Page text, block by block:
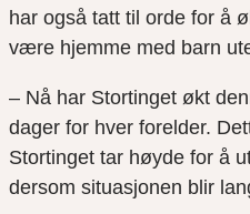
har også tatt til orde for å
være hjemme med barn
– Nå har Stortinget økt
dager for hver forelder.
Stortinget tar høyde for å
dersom situasjonen blir